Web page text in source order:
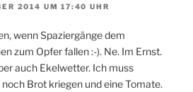
2014 UM 17:40 UHR
wenn Spaziergänge dem
zum Opfer fallen :-). Ne. Im Ernst.
auch Ekelwetter. Ich muss
Brot kriegen und eine Tomate.